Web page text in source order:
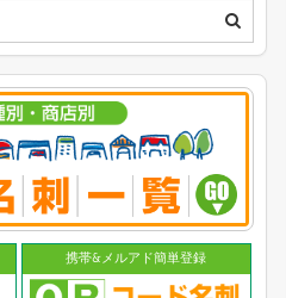
携帯&メルアド簡単登録